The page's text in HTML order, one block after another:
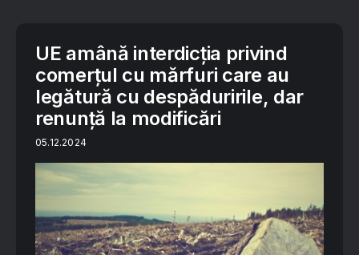
UE amână interdicția privind
comerțul cu mărfuri care au
legătură cu despăduririle, dar
renunță la modificări
05.12.2024